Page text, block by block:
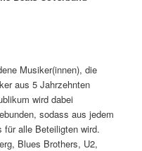
Musiker(innen), die
aus 5 Jahrzehnten
wird dabei
sodass aus jedem
für alle Beteiligten wird.
Blues Brothers, U2,